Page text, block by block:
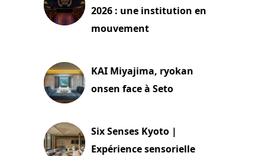
2026 : une institution en
mouvement
KAI Miyajima, ryokan
onsen face à Seto
Six Senses Kyoto |
Expérience sensorielle